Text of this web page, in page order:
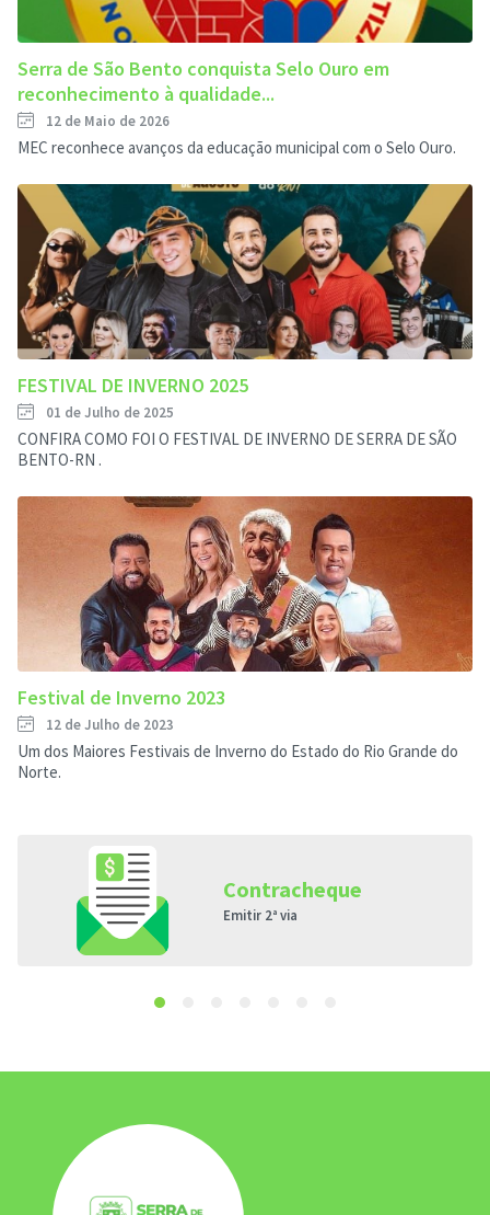
Serra de São Bento conquista Selo Ouro em
reconhecimento à qualidade...
12 de Maio de 2026
MEC reconhece avanços da educação municipal com o Selo Ouro.
FESTIVAL DE INVERNO 2025
01 de Julho de 2025
CONFIRA COMO FOI O FESTIVAL DE INVERNO DE SERRA DE SÃO
BENTO-RN .
Festival de Inverno 2023
12 de Julho de 2023
Um dos Maiores Festivais de Inverno do Estado do Rio Grande do
Norte.
Contracheque
Emitir 2ª via